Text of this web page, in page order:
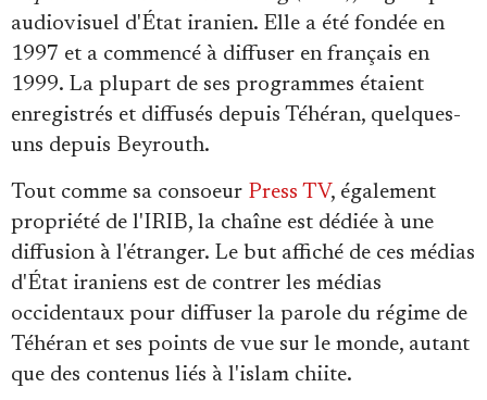
Se connecter
audiovisuel d'État iranien. Elle a été fondée en
1997 et a commencé à diffuser en français en
1999. La plupart de ses programmes étaient
enregistrés et diffusés depuis Téhéran, quelques-
uns depuis Beyrouth.
Tout comme sa consoeur Press TV, également
propriété de l'IRIB, la chaîne est dédiée à une
diffusion à l'étranger. Le but affiché de ces médias
d'État iraniens est de contrer les médias
occidentaux pour diffuser la parole du régime de
Téhéran et ses points de vue sur le monde, autant
que des contenus liés à l'islam chiite.